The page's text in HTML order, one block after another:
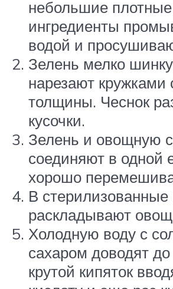
небольшие
ингредиенты
водой и
Зелень мелко
нарезают кружками
толщины. Чеснок
кусочки.
Зелень и овощную
соединяют в одной
хорошо
В стерилизованные
раскладывают
Холодную воду с
сахаром доводят
крутой кипяток